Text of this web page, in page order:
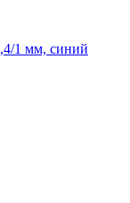
1 мм, синий